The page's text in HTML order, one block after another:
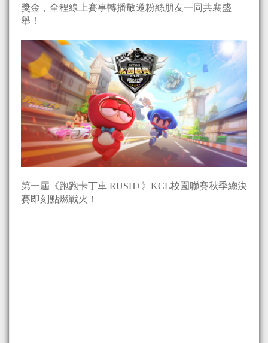
獎金，全程線上賽事轉播敬邀粉絲朋友一同共襄盛
舉！
第一屆《跑跑卡丁車 RUSH+》KCL校園聯賽秋季總決
賽即刻點燃戰火！